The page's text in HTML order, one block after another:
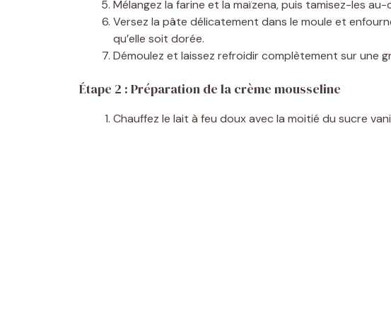
Mélangez la farine et la maïzena, puis tamisez-les au-
Versez la pâte délicatement dans le moule et
qu’elle soit dorée.
Démoulez et laissez refroidir complètement sur une
Étape 2 : Préparation de la crème mousseline
Chauffez le lait à feu doux avec la moitié du sucre